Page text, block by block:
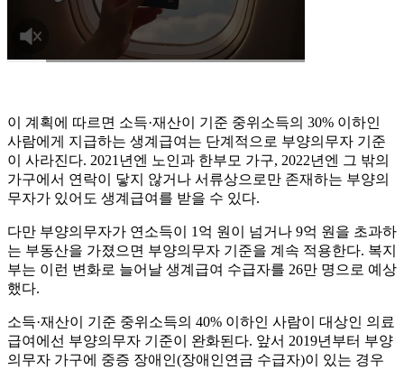
이 계획에 따르면 소득·재산이 기준 중위소득의 30% 이하인
사람에게 지급하는 생계급여는 단계적으로 부양의무자 기준
이 사라진다. 2021년엔 노인과 한부모 가구, 2022년엔 그 밖의
가구에서 연락이 닿지 않거나 서류상으로만 존재하는 부양의
무자가 있어도 생계급여를 받을 수 있다.
다만 부양의무자가 연소득이 1억 원이 넘거나 9억 원을 초과하
는 부동산을 가졌으면 부양의무자 기준을 계속 적용한다. 복지
부는 이런 변화로 늘어날 생계급여 수급자를 26만 명으로 예상
했다.
소득·재산이 기준 중위소득의 40% 이하인 사람이 대상인 의료
급여에선 부양의무자 기준이 완화된다. 앞서 2019년부터 부양
의무자 가구에 중증 장애인(장애인연금 수급자)이 있는 경우